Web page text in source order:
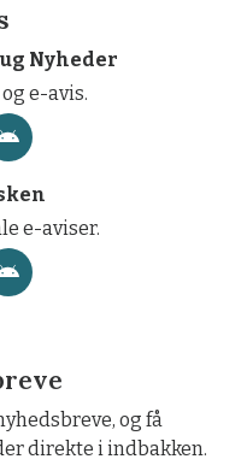
Nyheder
e-avis.
e-aviser.
og få
direkte i indbakken.